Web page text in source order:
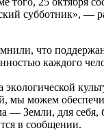
субботник», —
что
каждого
экoлогичeской
мы можем
— Земли, для себя,
в сообщении.